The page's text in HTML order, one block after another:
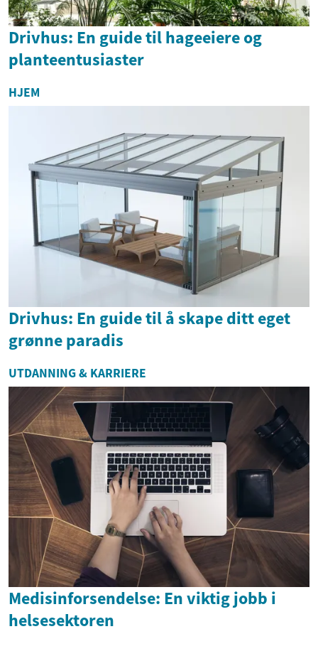
Drivhus: En guide til hageeiere og
planteentusiaster
HJEM
Drivhus: En guide til å skape ditt eget
grønne paradis
UTDANNING & KARRIERE
Medisinforsendelse: En viktig jobb i
helsesektoren